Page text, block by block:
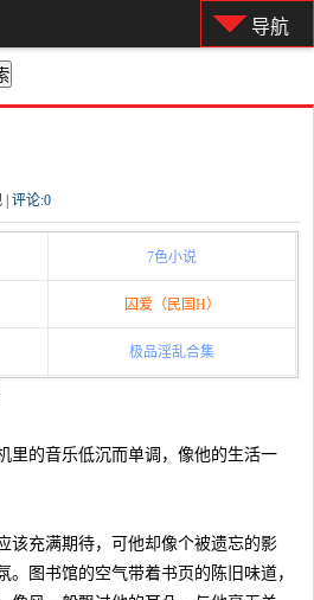
导航
评论:0
7色小说
囚爱（民国H）
极品淫乱合集
里的音乐低沉而单调，像他的生活一
该充满期待，可他却像个被遗忘的影
。图书馆的空气带着书页的陈旧味道，